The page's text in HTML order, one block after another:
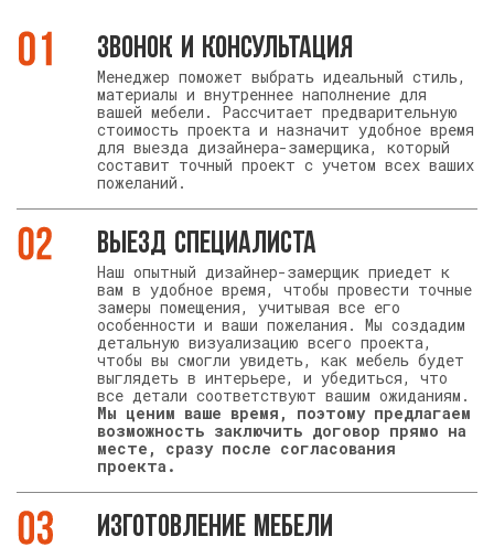
Звонок и консультация
Менеджер поможет выбрать идеальный стиль,
материалы и внутреннее наполнение для
вашей мебели. Рассчитает предварительную
стоимость проекта и назначит удобное время
для выезда дизайнера-замерщика, который
составит точный проект с учетом всех ваших
пожеланий.
Выезд специалиста
Наш опытный дизайнер-замерщик приедет к
вам в удобное время, чтобы провести точные
замеры помещения, учитывая все его
особенности и ваши пожелания. Мы создадим
детальную визуализацию всего проекта,
чтобы вы смогли увидеть, как мебель будет
выглядеть в интерьере, и убедиться, что
все детали соответствуют вашим ожиданиям.
Мы ценим ваше время, поэтому предлагаем
возможность заключить договор прямо на
месте, сразу после согласования
проекта.
Изготовление мебели